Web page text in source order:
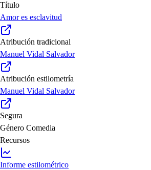
Título
Amor es esclavitud
Atribución tradicional
Manuel Vidal Salvador
Atribución estilometría
Manuel Vidal Salvador
Segura
Género Comedia
Recursos
Informe estilométrico